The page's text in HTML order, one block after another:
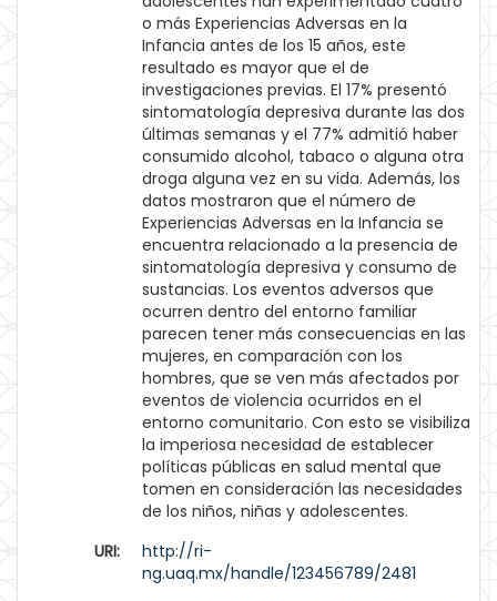
o más Experiencias Adversas en la
Infancia antes de los 15 años, este
resultado es mayor que el de
investigaciones previas. El 17% presentó
sintomatología depresiva durante las dos
últimas semanas y el 77% admitió haber
consumido alcohol, tabaco o alguna otra
droga alguna vez en su vida. Además, los
datos mostraron que el número de
Experiencias Adversas en la Infancia se
encuentra relacionado a la presencia de
sintomatología depresiva y consumo de
sustancias. Los eventos adversos que
ocurren dentro del entorno familiar
parecen tener más consecuencias en las
mujeres, en comparación con los
hombres, que se ven más afectados por
eventos de violencia ocurridos en el
entorno comunitario. Con esto se visibiliza
la imperiosa necesidad de establecer
políticas públicas en salud mental que
tomen en consideración las necesidades
de los niños, niñas y adolescentes.
URI:
http://ri-
ng.uaq.mx/handle/123456789/2481